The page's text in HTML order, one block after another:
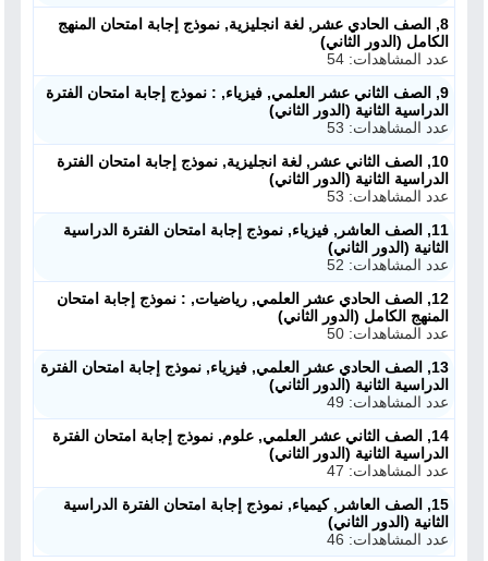
8, الصف الحادي عشر, لغة انجليزية, نموذج إجابة امتحان المنهج
الكامل (الدور الثاني)
عدد المشاهدات: 54
9, الصف الثاني عشر العلمي, فيزياء, : نموذج إجابة امتحان الفترة
الدراسية الثانية (الدور الثاني)
عدد المشاهدات: 53
10, الصف الثاني عشر, لغة انجليزية, نموذج إجابة امتحان الفترة
الدراسية الثانية (الدور الثاني)
عدد المشاهدات: 53
11, الصف العاشر, فيزياء, نموذج إجابة امتحان الفترة الدراسية
الثانية (الدور الثاني)
عدد المشاهدات: 52
12, الصف الحادي عشر العلمي, رياضيات, : نموذج إجابة امتحان
المنهج الكامل (الدور الثاني)
عدد المشاهدات: 50
13, الصف الحادي عشر العلمي, فيزياء, نموذج إجابة امتحان الفترة
الدراسية الثانية (الدور الثاني)
عدد المشاهدات: 49
14, الصف الثاني عشر العلمي, علوم, نموذج إجابة امتحان الفترة
الدراسية الثانية (الدور الثاني)
عدد المشاهدات: 47
15, الصف العاشر, كيمياء, نموذج إجابة امتحان الفترة الدراسية
الثانية (الدور الثاني)
عدد المشاهدات: 46